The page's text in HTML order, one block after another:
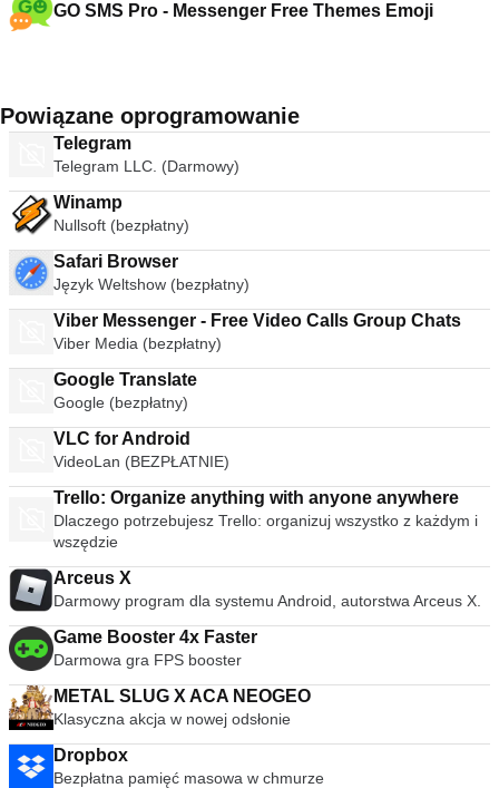
GO SMS Pro - Messenger Free Themes Emoji
Powiązane oprogramowanie
Telegram
Telegram LLC. (Darmowy)
Winamp
Nullsoft (bezpłatny)
Safari Browser
Język Weltshow (bezpłatny)
Viber Messenger - Free Video Calls Group Chats
Viber Media (bezpłatny)
Google Translate
Google (bezpłatny)
VLC for Android
VideoLan (BEZPŁATNIE)
Trello: Organize anything with anyone anywhere
Dlaczego potrzebujesz Trello: organizuj wszystko z każdym i
wszędzie
Arceus X
Darmowy program dla systemu Android, autorstwa Arceus X.
Game Booster 4x Faster
Darmowa gra FPS booster
METAL SLUG X ACA NEOGEO
Klasyczna akcja w nowej odsłonie
Dropbox
Bezpłatna pamięć masowa w chmurze